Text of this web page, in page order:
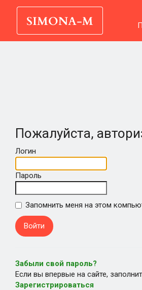
Пожалуйста,
Логин
Пароль
Запомнить меня на этом
Забыли свой пароль?
Если вы впервые на сайте,
Зарегистрироваться